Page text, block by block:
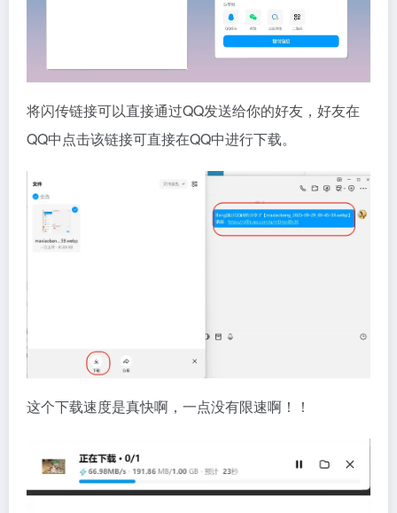
将闪传链接可以直接通过QQ发送给你的好友，好友在
QQ中点击该链接可直接在QQ中进行下载。
这个下载速度是真快啊，一点没有限速啊！！